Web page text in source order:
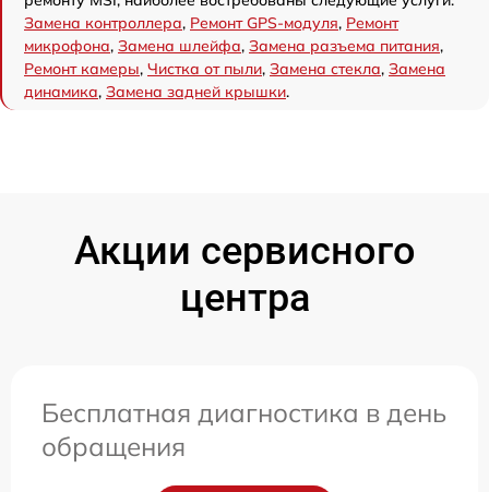
Замена контроллера, Ремонт GPS-модуля, Ремонт
микрофона, Замена шлейфа, Замена разъема питания,
Ремонт камеры, Чистка от пыли, Замена стекла, Замена
динамика, Замена задней крышки.
Акции сервисного
центра
Бесплатная диагностика в день
обращения